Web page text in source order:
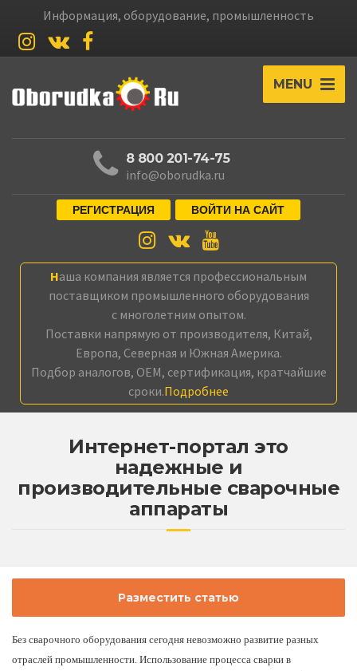
Информация, оборудование, промышленность
MENU
8 800 201-74-75
info@oborudka.ru
РЕГИСТРАЦИЯ ВОЙТИ НА САЙТ
Наша компания является профессиональным
поставщиком промышленного оборудования
с многолетним опытом.
Поставки напрямую от производителя, Китай,
Европа, Северная и Южная Америка.
Подбор аналогов, OEM, сертификация, кратчайшие
сроки.Подробнее
Интернет-портал это
надежные и
производительные сварочные
аппараты
Разместить статью
Без сварочного оборудования сегодня невозможно развитие разных
отраслей промышленности. Использование процесса сварки в